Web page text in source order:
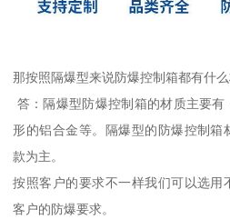
那按照隔爆型来说防爆控制箱都有什
答：隔爆型防爆控制箱的材质主要
形的铝合金等。隔爆型的防爆控制箱
款为主。
按照客户的要求不一样我们可以选用
客户的防爆要求。